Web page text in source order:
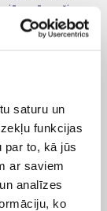
saturu un
funkcijas
par to, kā jūs
ar saviem
analīzes
ko
pusē esošie
izvēli pēc
lēmumu
ērtu apmaksu
6 vienādos
izvēlēties sev
visā